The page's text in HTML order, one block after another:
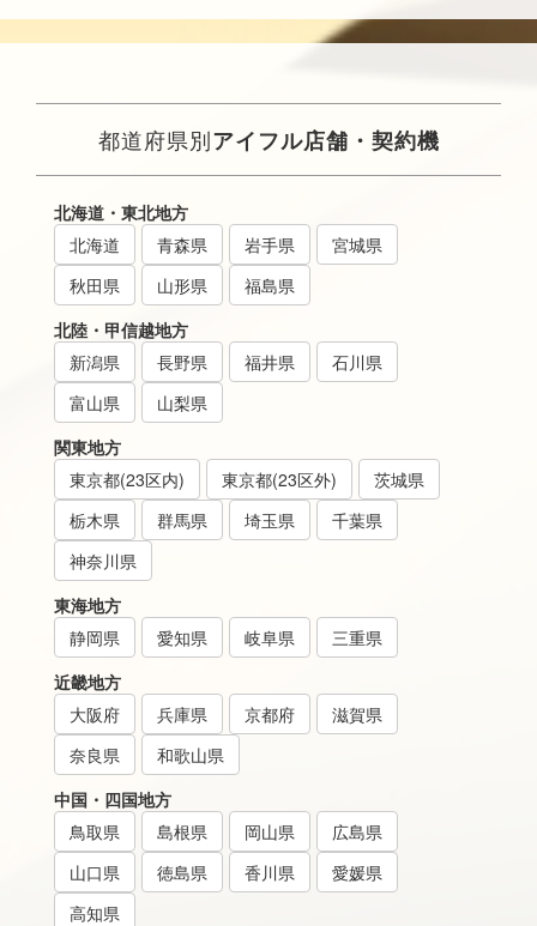
都道府県別アイフル店舗・契約機
北海道・東北地方
北海道
青森県 岩手県
宮城県
秋田県
山形県
福島県
北陸・甲信越地方
新潟県
長野県 福井県
石川県
富山県
山梨県
関東地方
東京都(23区内)
東京都(23区外)
茨城県
栃木県
群馬県 埼玉県
千葉県
神奈川県
東海地方
静岡県
愛知県 岐阜県
三重県
近畿地方
大阪府
兵庫県 京都府
滋賀県
奈良県
和歌山県
中国・四国地方
鳥取県
島根県 岡山県
広島県
山口県
徳島県 香川県
愛媛県
高知県